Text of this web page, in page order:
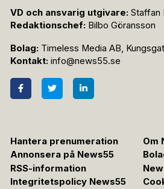
VD och ansvarig utgivare: Staffan
Redaktionschef: Bilbo Göransson
Bolag: Timeless Media AB,
Kontakt: info@news55.se
Hantera prenumeration
Om
Annonsera på News55
RSS-information
Integritetspolicy News55